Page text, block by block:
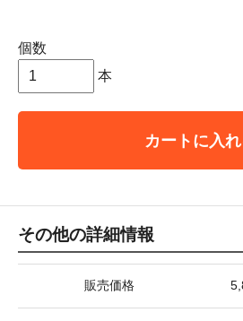
個数
本
カートに入
その他の詳細情報
販売価格